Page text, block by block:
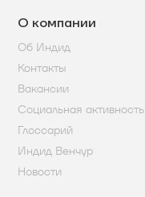
О компании
Об Индид
Контакты
Вакансии
Социальная активность
Глоссарий
Индид Венчур
Новости